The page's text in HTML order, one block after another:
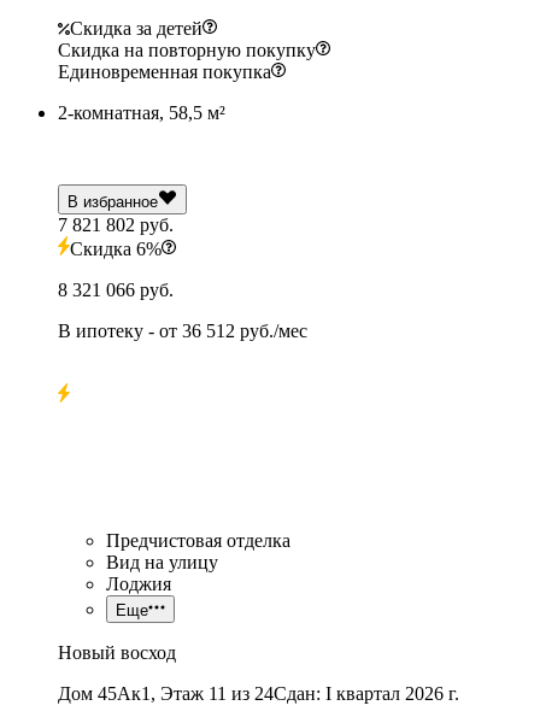
Скидка за детей
Скидка на повторную покупку
Единовременная покупка
2-комнатная, 58,5 м²
В избранное
7 821 802 руб.
Скидка 6%
8 321 066 руб.
В ипотеку - от 36 512 руб./мес
Предчистовая отделка
Вид на улицу
Лоджия
Еще
Новый восход
Дом 45Ак1, Этаж 11 из 24Сдан: I квартал 2026 г.